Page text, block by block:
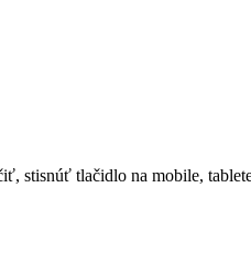
stisnúť tlačidlo na mobile,